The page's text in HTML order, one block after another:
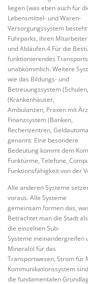
liegen (was eben auch für
Lebensmittel- und Waren-
Versorgungssystem
Fuhrparks, ihren
und Abläufen.4 Für die
funktionierendes
unabkömmlich. Weitere
wie das Bildungs- und
Betreuungssystem
(Krankenhäuser,
Ambulanzen, Praxen mit
Finanzsystem (Banken,
Rechenzentren,
genannt. Eine besondere
Bedeutung kommt dem
Funktürme, Telefone,
Funktionsfähigkeit von der
Alle anderen Systeme
voraus. Alle Systeme
gemeinsam formen das,
Betrachtet man die Stadt
die einzelnen Sub-
Systeme ineinandergreifen
Mineralöl für das
Transportwesen, Strom für
Kommunikationssystem sind
die fundamentalen